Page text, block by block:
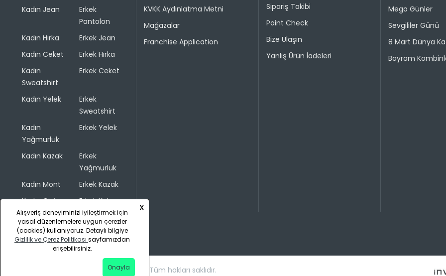
Taksit
2
Kadın Jean
Kadın Hırka
Kadın Ceket
Kadın
Sweatshirt
Kadın Yelek
Kadın
Yağmurluk
Kadın Kazak
Kadın Mont
Kadın Giyim
Erkek
Pantolon
Erkek Jean
Erkek Hırka
Erkek Ceket
Erkek
Sweatshirt
Erkek Yelek
Erkek
Yağmurluk
Erkek Kazak
Erkek Kaban
KVKK Aydınlatma Metni
Mağazalar
Franchise Application
Sipariş Takibi
Point Check
Bize Ulaşın
Yanlış Ürün İadeleri
Mega Günler
Sevgililer Günü
8 Mart Dünya
Bayram
Copyright © 2026 COLINS. Tüm hakları saklıdır.
Alışveriş deneyiminizi iyileştirmek için
yasal düzenlemelere uygun çerezler
(cookies) kullanıyoruz. Detaylı bilgiye
Gizlilik ve Çerez Politikası sayfamızdan
erişebilirsiniz.
Onayla
x